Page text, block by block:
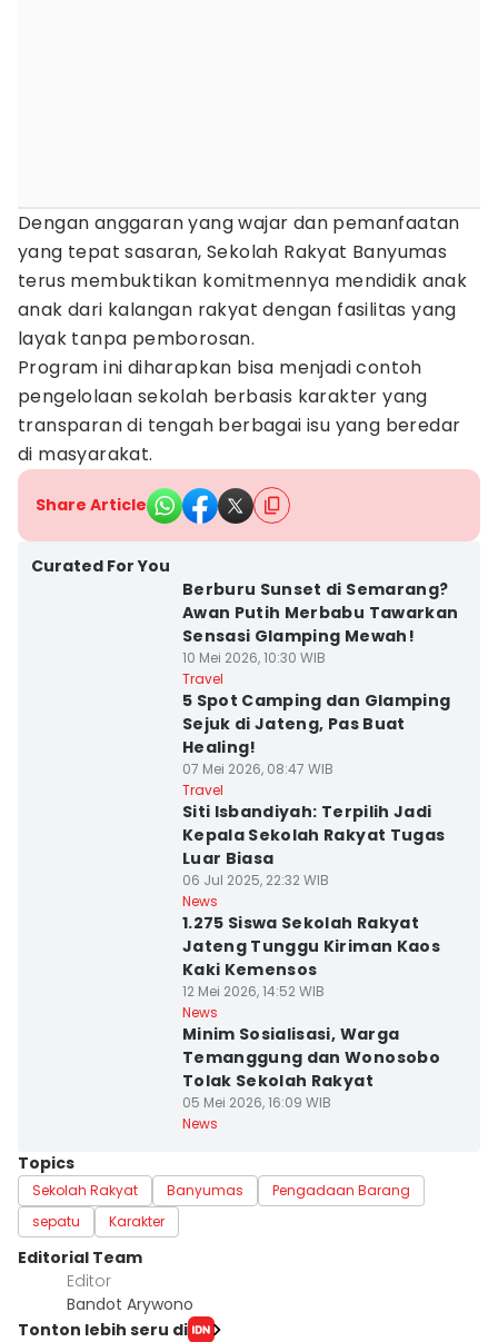
Dengan anggaran yang wajar dan pemanfaatan
yang tepat sasaran, Sekolah Rakyat Banyumas
terus membuktikan komitmennya mendidik anak
anak dari kalangan rakyat dengan fasilitas yang
layak tanpa pemborosan.
Program ini diharapkan bisa menjadi contoh
pengelolaan sekolah berbasis karakter yang
transparan di tengah berbagai isu yang beredar
di masyarakat.
Share Article
Curated For You
Berburu Sunset di Semarang?
Awan Putih Merbabu Tawarkan
Sensasi Glamping Mewah!
10 Mei 2026, 10:30 WIB
Travel
5 Spot Camping dan Glamping
Sejuk di Jateng, Pas Buat
Healing!
07 Mei 2026, 08:47 WIB
Travel
Siti Isbandiyah: Terpilih Jadi
Kepala Sekolah Rakyat Tugas
Luar Biasa
06 Jul 2025, 22:32 WIB
News
1.275 Siswa Sekolah Rakyat
Jateng Tunggu Kiriman Kaos
Kaki Kemensos
12 Mei 2026, 14:52 WIB
News
Minim Sosialisasi, Warga
Temanggung dan Wonosobo
Tolak Sekolah Rakyat
05 Mei 2026, 16:09 WIB
News
Topics
Sekolah Rakyat Banyumas
Pengadaan Barang
sepatu
Karakter
Editorial Team
Editor
Bandot Arywono
Tonton lebih seru di